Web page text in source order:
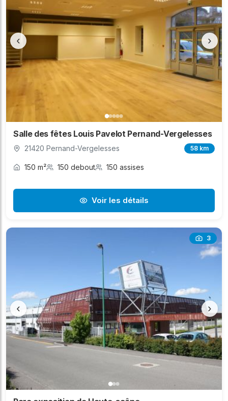
‹ ›
Salle des fêtes Louis Pavelot Pernand-Vergelesses
21420 Pernand-Vergelesses 58 km
150 m² 150 debout 150 assises
Voir les détails
3
‹ ›